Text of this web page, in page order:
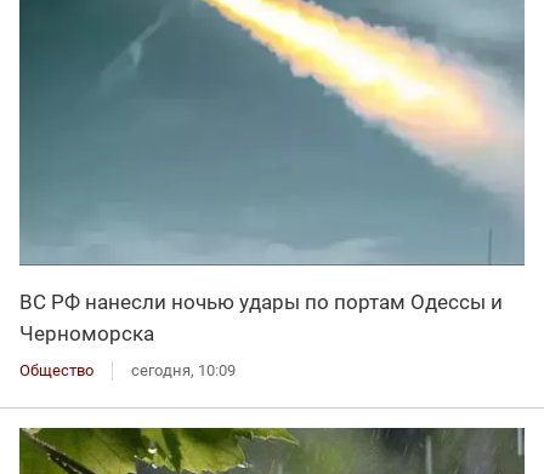
ВС РФ нанесли ночью удары по портам Одессы и
Черноморска
Общество сегодня, 10:09